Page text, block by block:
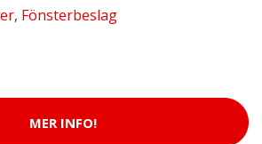
, Fönsterbeslag
MER INFO!